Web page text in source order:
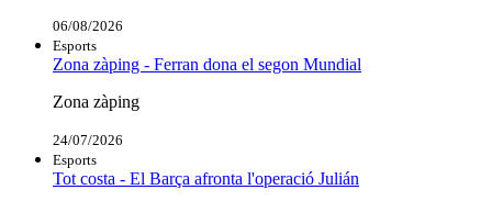
06/08/2026
Esports
Zona zàping - Ferran dona el segon Mundial
Zona zàping
24/07/2026
Esports
Tot costa - El Barça afronta l'operació Julián